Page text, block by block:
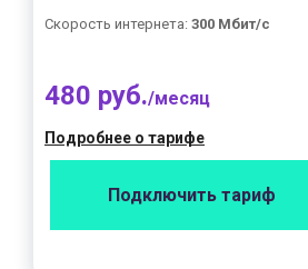
Скорость интернета: 300 Мбит/с
480 руб./месяц
Подробнее о тарифе
Подключить тариф